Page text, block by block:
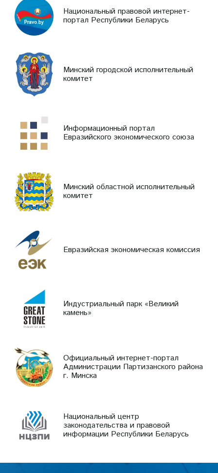
Национальный правовой интернет-
портал Республики Беларусь
Минский городской исполнительный
комитет
Информационный портал
Евразийского экономического союза
Минский областной исполнительный
комитет
Евразийская экономическая комиссия
Индустриальный парк «Великий
камень»
Официальный интернет-портал
Администрации Партизанского района
г. Минска
Национальный центр
законодательства и правовой
информации Республики Беларусь